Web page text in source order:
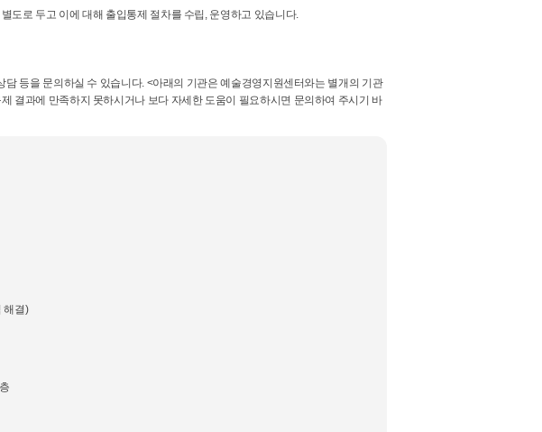
도로 두고 이에 대해 출입통제 절차를 수립, 운영하고 있습니다.
등을 문의하실 수 있습니다. <아래의 기관은 예술경영지원센터와는 별개의 기관
결과에 만족하지 못하시거나 보다 자세한 도움이 필요하시면 문의하여 주시기 바
해결)